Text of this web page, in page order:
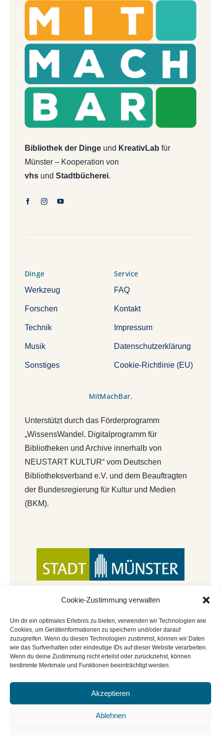
Cookie-Zustimmung verwalten
Um dir ein optimales Erlebnis zu bieten, verwenden wir Technologien wie
Cookies, um Geräteinformationen zu speichern und/oder darauf
zuzugreifen. Wenn du diesen Technologien zustimmst, können wir Daten
wie das Surfverhalten oder eindeutige IDs auf dieser Website verarbeiten.
Wenn du deine Zustimmung nicht erteilst oder zurückziehst, können
bestimmte Merkmale und Funktionen beeinträchtigt werden.
Akzeptieren
Ablehnen
Bibliothek der Dingeund KreativLab für
Münster – Kooperation von
vhsund Stadtbücherei.
Dinge
Werkzeug
Forschen
Technik
Musik
Sonstiges
Service
FAQ
Kontakt
Impressum
Datenschutzerklärung
Cookie-Richtlinie (EU)
MitMachBar.
Unterstützt durch das Förderprogramm
„WissensWandel. Digitalprogramm für
Bibliotheken und Archive innerhalb von
NEUSTART KULTUR“ vom Deutschen
Bibliotheksverband e.V. und dem Beauftragten
der Bundesregierung für Kultur und Medien
(BKM).
© Copyright 2022 - 2026 | Mitmachbar der
Cookie-Richtlinie